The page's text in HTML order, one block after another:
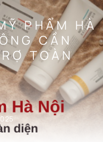
PHẨM HÀ
CẦN
TOÀN